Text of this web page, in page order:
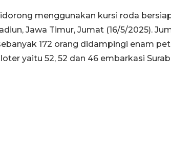
menggunakan kursi roda
Jawa Timur, Jumat (16/5/2025).
172 orang didampingi enam
yaitu 52, 52 dan 46 embarkasi